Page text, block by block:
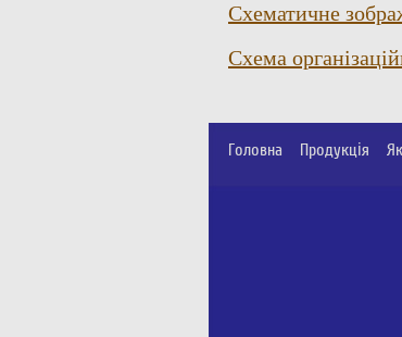
Схематичне
Схема
Головна Продукція